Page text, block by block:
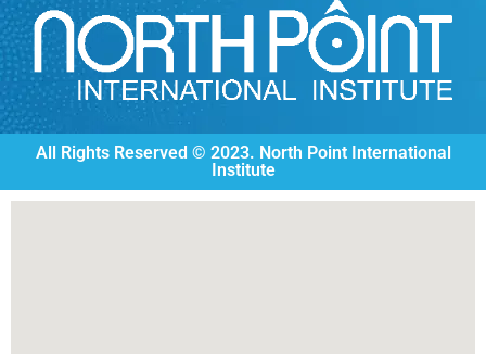
All Rights Reserved © 2023. North Point International
Institute